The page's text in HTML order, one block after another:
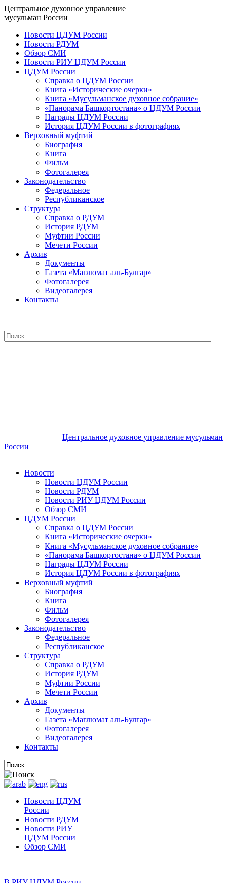
Центральное духовное управление
мусульман России
Новости ЦДУМ России
Новости РДУМ
Обзор СМИ
Новости РИУ ЦДУМ России
ЦДУМ России
Справка о ЦДУМ России
Книга «Исторические очерки»
Книга «Мусульманское духовное собрание»
«Панорама Башкортостана» о ЦДУМ России
Награды ЦДУМ России
История ЦДУМ России в фотографиях
Верховный муфтий
Биография
Книга
Фильм
Фотогалерея
Законодательство
Федеральное
Республиканское
Структура
Справка о РДУМ
История РДУМ
Муфтии России
Мечети России
Архив
Документы
Газета «Маглюмат аль-Булгар»
Фотогалерея
Видеогалерея
Контакты
Центральное духовное управление мусульман
России
Новости
Новости ЦДУМ России
Новости РДУМ
Новости РИУ ЦДУМ России
Обзор СМИ
ЦДУМ России
Справка о ЦДУМ России
Книга «Исторические очерки»
Книга «Мусульманское духовное собрание»
«Панорама Башкортостана» о ЦДУМ России
Награды ЦДУМ России
История ЦДУМ России в фотографиях
Верховный муфтий
Биография
Книга
Фильм
Фотогалерея
Законодательство
Федеральное
Республиканское
Структура
Справка о РДУМ
История РДУМ
Муфтии России
Мечети России
Архив
Документы
Газета «Маглюмат аль-Булгар»
Фотогалерея
Видеогалерея
Контакты
Новости ЦДУМ
России
Новости РДУМ
Новости РИУ
ЦДУМ России
Обзор СМИ